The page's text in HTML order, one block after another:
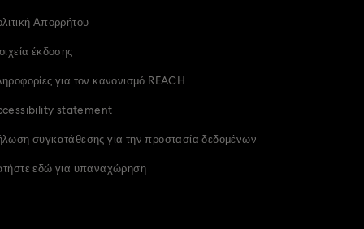
Απορρήτου
έκδοσης
για τον κανονισμό REACH
statement
συγκατάθεσης για την προστασία δεδομένων
εδώ για υπαναχώρηση